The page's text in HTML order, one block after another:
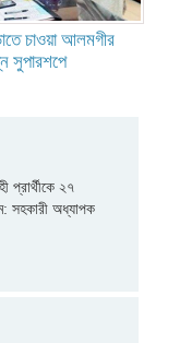
চাওয়া আলমগীর
সুপারশপে
প্রার্থীকে ২৭
সহকারী অধ্যাপক